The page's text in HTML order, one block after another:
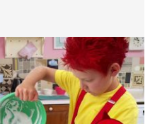
mezi kokosovým
na všechny tyto
tomto díle.